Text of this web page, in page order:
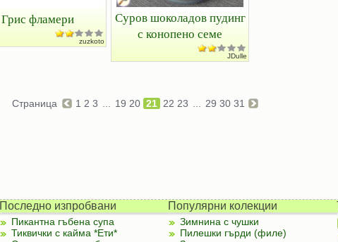
Грис фламери
zuzkoto
Суров шоколадов пудинг
с конопено семе
JDulle
Страница 1 2 3 19 20 21 22 23 29 30 31
Последно изпробвани
Пикантна гъбена супа
Тиквички с кайма *Ети*
Популярни колекции
Зимнина с чушки
Пилешки гърди (филе)